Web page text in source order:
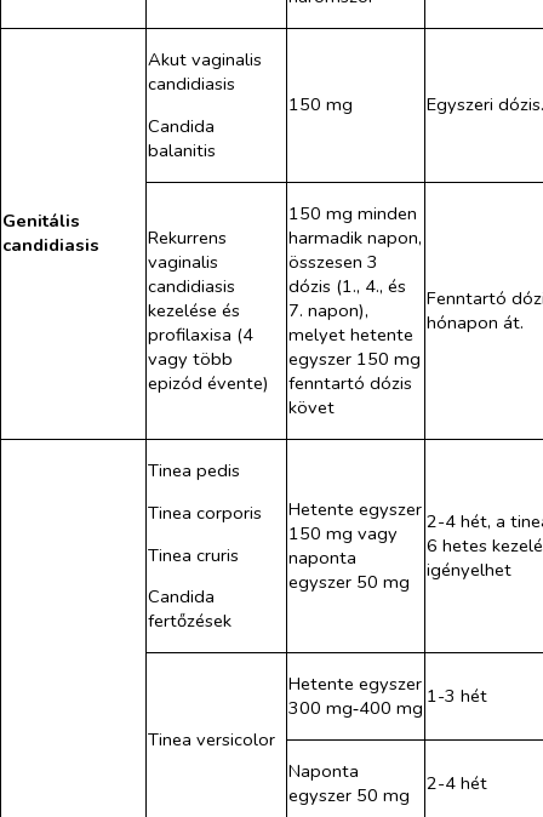
Genitális
candidiasis
Akut vaginalis
candidiasis
Candida
balanitis
150 mg Egyszeri dózis.
Rekurrens
vaginalis
candidiasis
kezelése és
profilaxisa (4
vagy több
epizód évente)
150 mg minden
harmadik napon,
összesen 3
dózis (1., 4., és
7. napon),
melyet hetente
egyszer 150 mg
fenntartó dózis
követ
Fenntartó
hónapon át.
Tinea pedis
Tinea corporis
Tinea cruris
Candida
fertőzések
Hetente egyszer
150 mg vagy
naponta
egyszer 50 mg
2-4 hét, a
6 hetes
igényelhet
Tinea versicolor
Hetente egyszer
300 mg‑400 mg 1-3 hét
Naponta
egyszer 50 mg
2-4 hét